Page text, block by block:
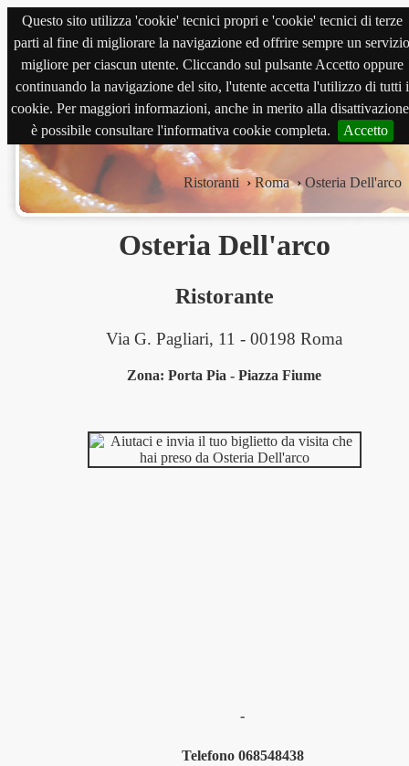
Questo sito utilizza 'cookie' tecnici propri e 'cookie' tecnici di terze
parti al fine di migliorare la navigazione ed offrire sempre un servizio
migliore per ciascun utente. Cliccando sul pulsante Accetto oppure
continuando la navigazione del sito, l'utente accetta l'utilizzo di tutti i
cookie. Per maggiori informazioni, anche in merito alla
è possibile consultare l'informativa cookie completa.
Accetto
magnabene.com
Ristoranti ›Roma ›Osteria Dell'arco
Osteria Dell'arco
Ristorante
Via G. Pagliari, 11 - 00198 Roma
Zona: Porta Pia - Piazza Fiume
-
Telefono 068548438